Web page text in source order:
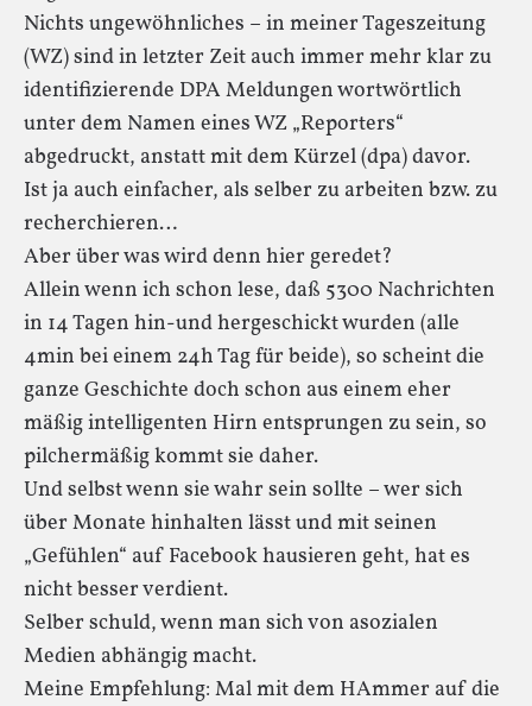
Nichts ungewöhnliches – in meiner Tageszeitung
(WZ) sind in letzter Zeit auch immer mehr klar zu
identifizierende DPA Meldungen wortwörtlich
unter dem Namen eines WZ „Reporters“
abgedruckt, anstatt mit dem Kürzel (dpa) davor.
Ist ja auch einfacher, als selber zu arbeiten bzw. zu
recherchieren…
Aber über was wird denn hier geredet?
Allein wenn ich schon lese, daß 5300 Nachrichten
in 14 Tagen hin-und hergeschickt wurden (alle
4min bei einem 24h Tag für beide), so scheint die
ganze Geschichte doch schon aus einem eher
mäßig intelligenten Hirn entsprungen zu sein, so
pilchermäßig kommt sie daher.
Und selbst wenn sie wahr sein sollte – wer sich
über Monate hinhalten lässt und mit seinen
„Gefühlen“ auf Facebook hausieren geht, hat es
nicht besser verdient.
Selber schuld, wenn man sich von asozialen
Medien abhängig macht.
Meine Empfehlung: Mal mit dem HAmmer auf die